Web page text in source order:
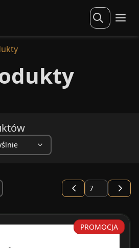
PROMOCJA